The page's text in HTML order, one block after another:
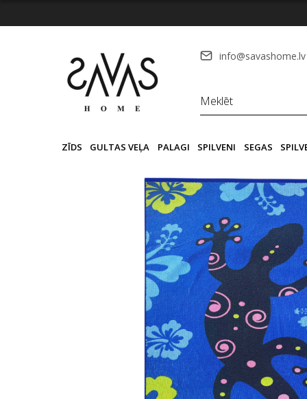
info@savashome.lv
ZĪDS GULTAS VEĻA PALAGI SPILVENI SEGAS